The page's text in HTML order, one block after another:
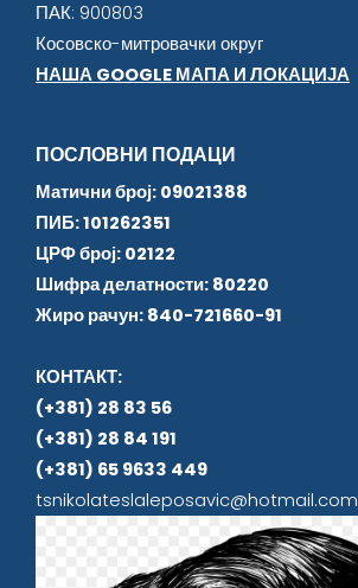
ПАК: 900803
Косовско-митровачки округ
НАША GOOGLE МАПА И ЛОКАЦИЈА
ПОСЛОВНИ ПОДАЦИ
Матични број: 09021388
ПИБ: 101262351
ЦРФ број: 02122
Шифра делатности: 80220
Жиро рачун: 840-721660-91
КОНТАКТ:
(+381) 28 83 56
(+381) 28 84 191
(+381) 65 9633 449
tsnikolateslaleposavic@hotmail.com